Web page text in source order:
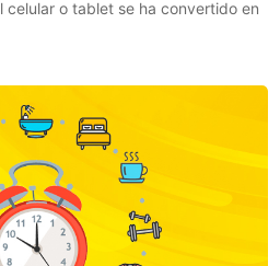
celular o tablet se ha convertido en